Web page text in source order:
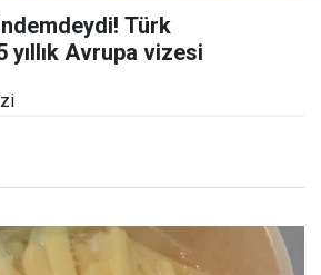
Türk
yıllık Avrupa vizesi